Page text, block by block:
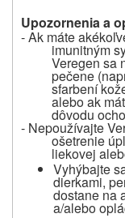
Upozornenia a
- Ak máte
imunitným
Veregen sa
pečene
sfarbení
alebo ak
dôvodu
- Nepoužívajte
ošetrenie
liekovej
Vyhýbajte
dierkami,
dostane na
a/alebo